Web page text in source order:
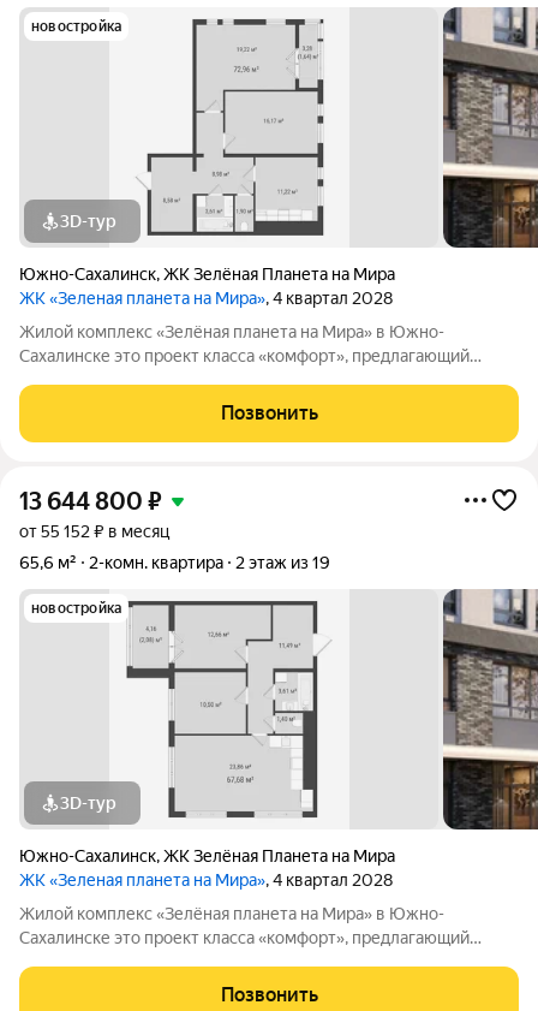
новостройка
3D-тур
Южно-Сахалинск,ЖК Зелёная Планета на Мира
ЖК «Зеленая планета на Мира», 4 квартал 2028
Жилой комплекс «Зелёная планета на Мира» в Южно-
Сахалинске это проект класса «комфорт», предлагающий
до 19 этажей, и каждая квартира продумана до мелочей.
Удобное расположение жилого
Позвонить
13 644 800 ₽
от 55 152 ₽ в месяц
65,6 м²
2-комн. квартира 2 этаж из 19
новостройка
3D-тур
Южно-Сахалинск,ЖК Зелёная Планета на Мира
ЖК «Зеленая планета на Мира», 4 квартал 2028
Жилой комплекс «Зелёная планета на Мира» в Южно-
Сахалинске это проект класса «комфорт», предлагающий
до 19 этажей, и каждая квартира продумана до мелочей.
Позвонить